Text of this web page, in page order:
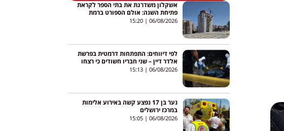
אשקלון משדרגת את בתי הספר לקראת
פתיחת השנה: אולם הספורט ברמת
כרמים עובר שיפוץ מקיף
06/08/2026
15:20
לפי דיווחים: התפתחות דרמטית בפרשת
אלדר דיין – שני חבריו חשודים כי רצחו
אותו והסתירו את גופתו
06/08/2026
15:13
נער בן 17 נפצע קשה באירוע אלימות
במרכז ירושלים
06/08/2026
15:05